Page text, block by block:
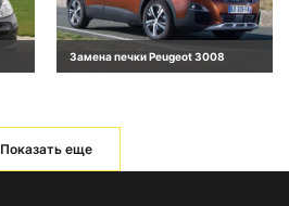
Замена печки Peugeot 3008
Показать еще